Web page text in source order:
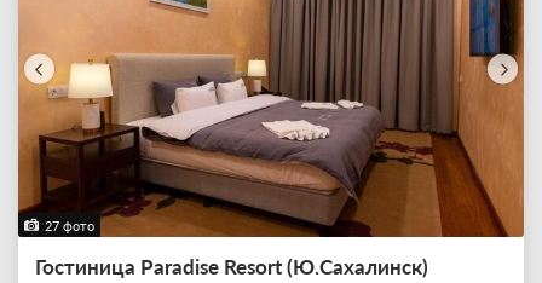
27 фото
Гостиница Paradise Resort (Ю.Сахалинск)